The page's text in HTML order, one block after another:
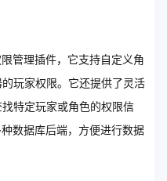
管理插件，它支持自定义角
玩家权限。它还提供了灵活
特定玩家或角色的权限信
数据库后端，方便进行数据